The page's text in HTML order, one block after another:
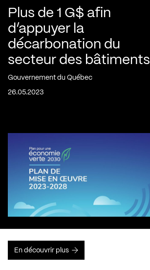
Plus de 1 G$ afin
d’appuyer la
décarbonation du
secteur des bâtiments
Gouvernement du Québec
26.05.2023
En découvrir plus